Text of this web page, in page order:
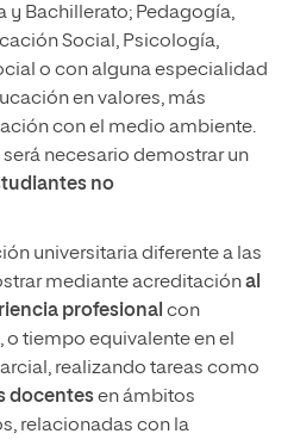
y Bachillerato; Pedagogía,
Social, Psicología,
o con alguna especialidad
en valores, más
con el medio ambiente.
necesario demostrar un
no
universitaria diferente a las
mediante acreditaciónal
profesional con
tiempo equivalente en el
realizando tareas como
docentesen ámbitos
relacionadas con la